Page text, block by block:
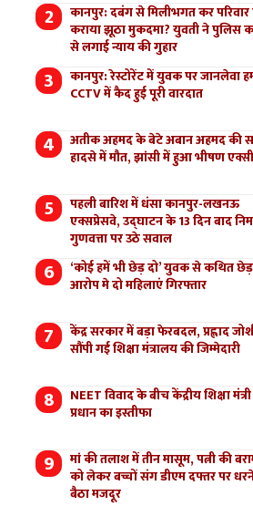
कानपुर: दबंग से मिलीभगत कर परिवार
कराया झूठा मुकदमा? युवती ने पुलिस
से लगाई न्याय की गुहार
कानपुर: रेस्टोरेंट में युवक पर जानलेवा
CCTV में कैद हुई पूरी वारदात
अतीक अहमद के बेटे अबान अहमद की
हादसे में मौत, झांसी में हुआ भीषण
पहली बारिश में धंसा कानपुर-लखनऊ
एक्सप्रेसवे, उद्घाटन के 13 दिन बाद
गुणवत्ता पर उठे सवाल
‘कोई हमें भी छेड़ दो’ युवक से कथित
आरोप मे दो महिलाएं गिरफ्तार
केंद्र सरकार में बड़ा फेरबदल, प्रह्लाद
सौंपी गई शिक्षा मंत्रालय की जिम्मेदारी
NEET विवाद के बीच केंद्रीय शिक्षा मंत्री
प्रधान का इस्तीफा
मां की तलाश में तीन मासूम, पत्नी की
को लेकर बच्चों संग डीएम दफ्तर पर
बैठा मजदूर